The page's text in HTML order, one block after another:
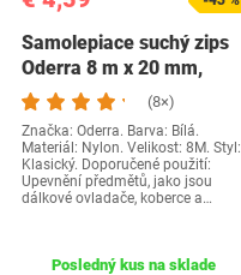
Samolepiace suchý zips
Oderra 8 m x 20 mm,
biely, extra…
(8×)
Značka: Oderra. Barva: Bílá.
Materiál: Nylon. Velikost: 8M. Styl:
Klasický. Doporučené použití:
Upevnění předmětů, jako jsou
dálkové ovladače, koberce a…
Posledný kus na sklade